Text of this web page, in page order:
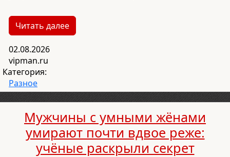
Читать далее
02.08.2026
vipman.ru
Категория:
Разное
Мужчины с умными жёнами
умирают почти вдвое реже:
учёные раскрыли секрет